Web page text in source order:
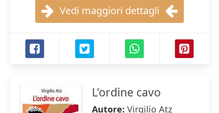
Vedi maggiori dettagli
L'ordine cavo
Autore: Virgilio Atz